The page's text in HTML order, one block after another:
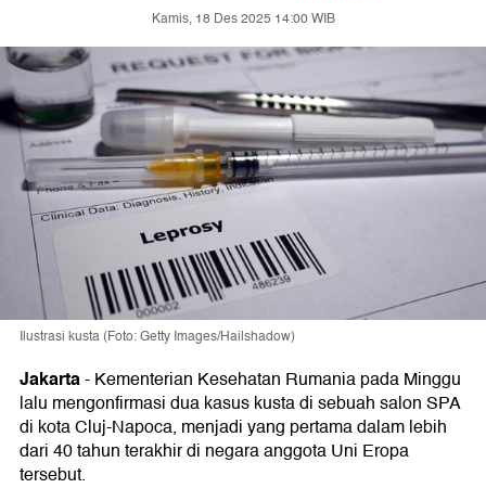
Kamis, 18 Des 2025 14:00 WIB
Ilustrasi kusta (Foto: Getty Images/Hailshadow)
Jakarta-Kementerian Kesehatan Rumania pada Minggu
lalu mengonfirmasi dua kasus kusta di sebuah salon SPA
di kota Cluj-Napoca, menjadi yang pertama dalam lebih
dari 40 tahun terakhir di negara anggota Uni Eropa
tersebut.